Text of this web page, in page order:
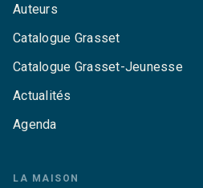
Auteurs
Catalogue Grasset
Catalogue Grasset-Jeunesse
Actualités
Agenda
LA MAISON